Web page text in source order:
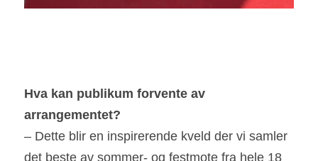
Hva kan publikum forvente av
arrangementet?
– Dette blir en inspirerende kveld der vi samler
det beste av sommer- og festmote fra hele 18